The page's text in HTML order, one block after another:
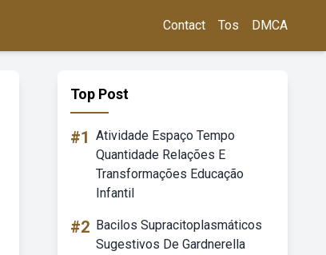
Contact Tos DMCA
Top Post
#1 Atividade Espaço Tempo
Quantidade Relações E
Transformações Educação
Infantil
#2 Bacilos Supracitoplasmáticos
Sugestivos De Gardnerella